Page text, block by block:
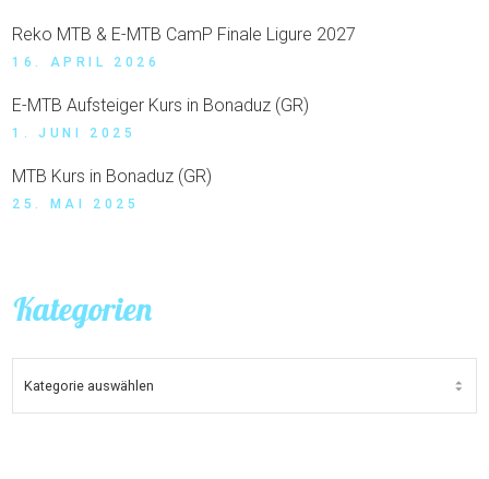
Reko MTB & E-MTB CamP Finale Ligure 2027
16. APRIL 2026
E-MTB Aufsteiger Kurs in Bonaduz (GR)
1. JUNI 2025
MTB Kurs in Bonaduz (GR)
25. MAI 2025
Kategorien
KATEGORIEN